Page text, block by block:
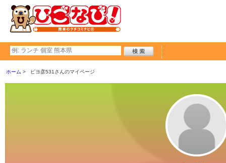
ホーム ピヨ彦531さんのマイページ